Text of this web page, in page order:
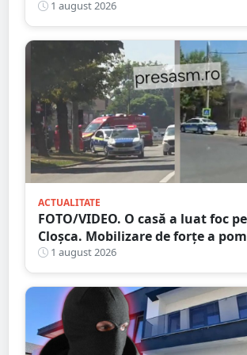
de Ambulanță
1 august 2026
ACTUALITATE
FOTO/VIDEO. O casă a luat foc
Cloșca. Mobilizare de forțe a
1 august 2026